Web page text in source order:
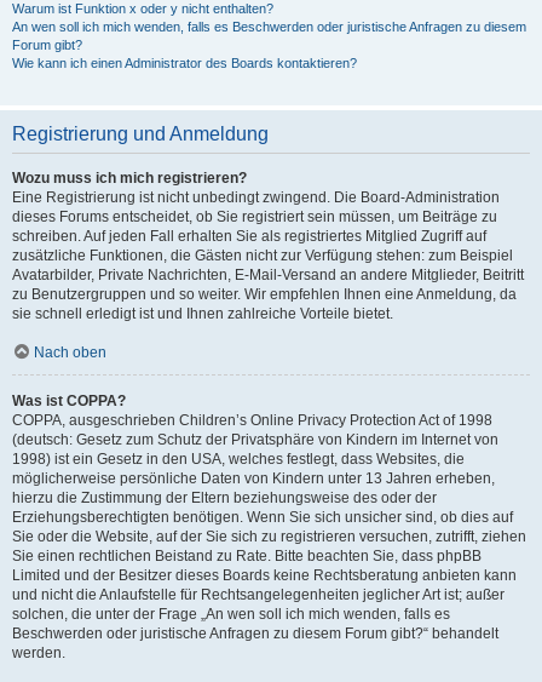
Warum ist Funktion x oder y nicht enthalten?
An wen soll ich mich wenden, falls es Beschwerden oder juristische Anfragen zu diesem
Forum gibt?
Wie kann ich einen Administrator des Boards kontaktieren?
Registrierung und Anmeldung
Wozu muss ich mich registrieren?
Eine Registrierung ist nicht unbedingt zwingend. Die Board-Administration
dieses Forums entscheidet, ob Sie registriert sein müssen, um Beiträge zu
schreiben. Auf jeden Fall erhalten Sie als registriertes Mitglied Zugriff auf
zusätzliche Funktionen, die Gästen nicht zur Verfügung stehen: zum Beispiel
Avatarbilder, Private Nachrichten, E-Mail-Versand an andere Mitglieder, Beitritt
zu Benutzergruppen und so weiter. Wir empfehlen Ihnen eine Anmeldung, da
sie schnell erledigt ist und Ihnen zahlreiche Vorteile bietet.
Nach oben
Was ist COPPA?
COPPA, ausgeschrieben Children’s Online Privacy Protection Act of 1998
(deutsch: Gesetz zum Schutz der Privatsphäre von Kindern im Internet von
1998) ist ein Gesetz in den USA, welches festlegt, dass Websites, die
möglicherweise persönliche Daten von Kindern unter 13 Jahren erheben,
hierzu die Zustimmung der Eltern beziehungsweise des oder der
Erziehungsberechtigten benötigen. Wenn Sie sich unsicher sind, ob dies auf
Sie oder die Website, auf der Sie sich zu registrieren versuchen, zutrifft, ziehen
Sie einen rechtlichen Beistand zu Rate. Bitte beachten Sie, dass phpBB
Limited und der Besitzer dieses Boards keine Rechtsberatung anbieten kann
und nicht die Anlaufstelle für Rechtsangelegenheiten jeglicher Art ist; außer
solchen, die unter der Frage „An wen soll ich mich wenden, falls es
Beschwerden oder juristische Anfragen zu diesem Forum gibt?“ behandelt
werden.